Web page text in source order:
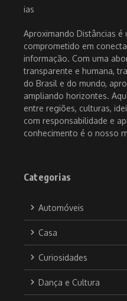
Aproximando Distâncias
comprometido em
informação. Com uma
transparente e humana,
do Brasil e do mundo,
ampliando horizontes.
entre regiões, culturas,
com responsabilidade e
conhecimento é o nosso
Categorias
Automóveis
Casa
Curiosidades
Dança e Cultura